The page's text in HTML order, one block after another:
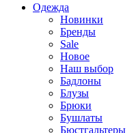
Одежда
Новинки
Бренды
Sale
Новое
Наш выбор
Бадлоны
Блузы
Брюки
Бушлаты
Бюстгальтеры